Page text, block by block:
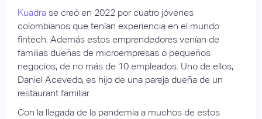
Kuadra se creó en 2022 por cuatro jóvenes
colombianos que tenían experiencia en el mundo
fintech. Además estos emprendedores venían de
familias dueñas de microempresas o pequeños
negocios, de no más de 10 empleados. Uno de ellos,
Daniel Acevedo, es hijo de una pareja dueña de un
restaurant familiar.
Con la llegada de la pandemia a muchos de estos